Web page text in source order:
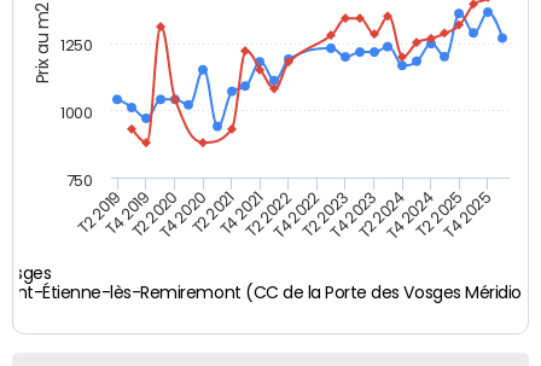
Prix au m2
Étienne-lès-Remiremont (CC de la Porte des Vosges
T2 2019T4 2019T2 2020T4 2020T2 2021T4 2021T2 2022T4 2022T2 2023T4 2023T2 2024T4 2024T2 2025T4 2025
1000
750
1250